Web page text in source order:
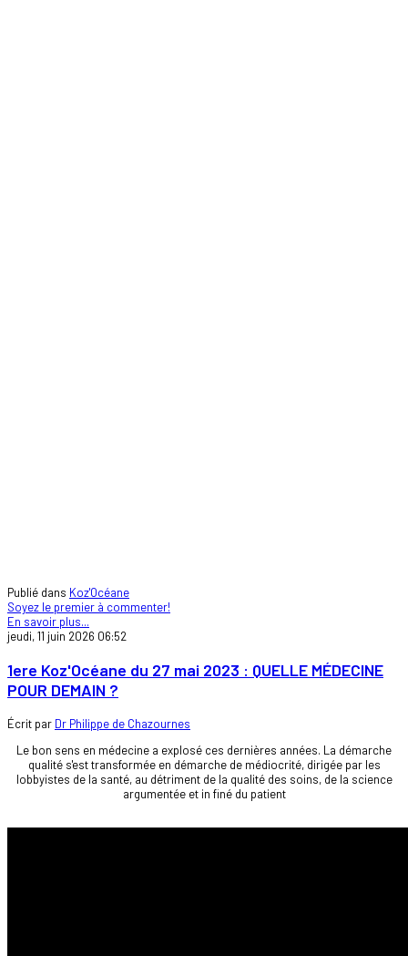
Publié dans Koz'Océane
Soyez le premier à commenter!
En savoir plus...
jeudi, 11 juin 2026 06:52
1ere Koz'Océane du 27 mai 2023 : QUELLE MÉDECINE
POUR DEMAIN ?
Écrit par Dr Philippe de Chazournes
Le bon sens en médecine a explosé ces dernières années. La démarche
qualité s'est transformée en démarche de médiocrité, dirigée par les
lobbyistes de la santé, au détriment de la qualité des soins, de la science
argumentée et in finé du patient